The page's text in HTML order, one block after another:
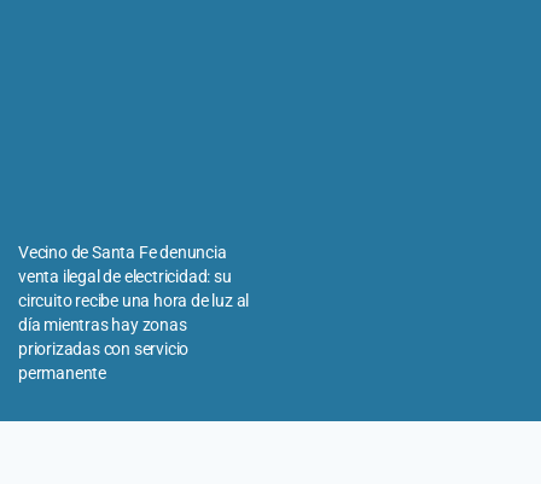
Vecino de Santa Fe denuncia
venta ilegal de electricidad: su
circuito recibe una hora de luz al
día mientras hay zonas
priorizadas con servicio
permanente